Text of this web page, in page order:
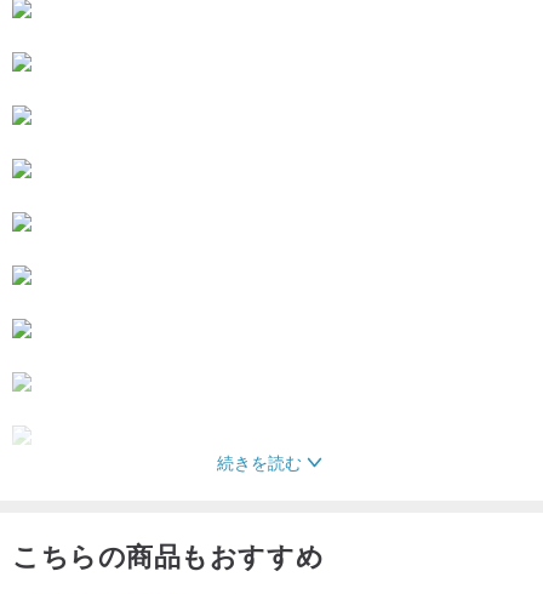
続きを読む
こちらの商品もおすすめ